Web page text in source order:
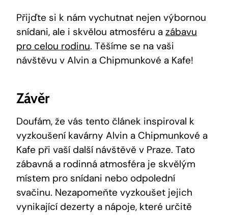
Přijďte si k nám vychutnat nejen výbornou
snídani, ale i skvělou atmosféru a zábavu
pro celou rodinu. Těšíme se na vaši
návštěvu v Alvin a Chipmunkové a Kafe!
Závěr
Doufám, že vás tento článek inspiroval k
vyzkoušení kavárny Alvin a Chipmunkové a
Kafe při vaší další návštěvě v Praze. Tato
zábavná a rodinná atmosféra je skvělým
místem pro snídani nebo odpolední
svačinu. Nezapomeňte vyzkoušet jejich
vynikající dezerty a nápoje, které určitě